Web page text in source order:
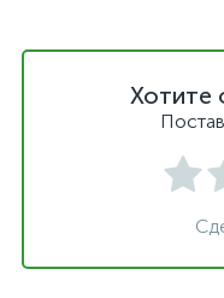
Хотите